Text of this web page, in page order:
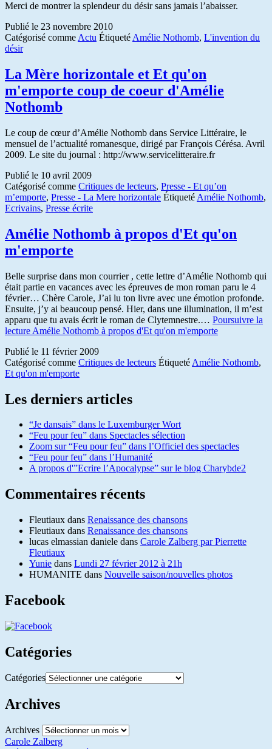
Merci de montrer la splendeur du désir sans jamais l’abaisser.
Publié le 23 novembre 2010
Catégorisé comme Actu Étiqueté Amélie Nothomb, L'invention du
désir
La Mère horizontale et Et qu'on
m'emporte coup de coeur d'Amélie
Nothomb
Le coup de cœur d’Amélie Nothomb dans Service Littéraire, le
mensuel de l’actualité romanesque, dirigé par François Cérésa. Avril
2009. Le site du journal : http://www.servicelitteraire.fr
Publié le 10 avril 2009
Catégorisé comme Critiques de lecteurs, Presse - Et qu’on
m’emporte, Presse - La Mere horizontale Étiqueté Amélie Nothomb,
Ecrivains, Presse écrite
Amélie Nothomb à propos d'Et qu'on
m'emporte
Belle surprise dans mon courrier , cette lettre d’Amélie Nothomb qui
était partie en vacances avec les épreuves de mon roman paru le 4
février… Chère Carole, J’ai lu ton livre avec une émotion profonde.
Ensuite, j’y ai beaucoup pensé. Hier, dans une illumination, il m’est
apparu que tu avais écrit le roman de Clytemnestre.… Poursuivre la
lecture Amélie Nothomb à propos d'Et qu'on m'emporte
Publié le 11 février 2009
Catégorisé comme Critiques de lecteurs Étiqueté Amélie Nothomb,
Et qu'on m'emporte
Les derniers articles
“Je dansais” dans le Luxemburger Wort
“Feu pour feu” dans Spectacles sélection
Zoom sur “Feu pour feu” dans l’Officiel des spectacles
“Feu pour feu” dans l’Humanité
A propos d'”Ecrire l’Apocalypse” sur le blog Charybde2
Commentaires récents
Fleutiaux dans Renaissance des chansons
Fleutiaux dans Renaissance des chansons
lucas elmassian daniele dans Carole Zalberg par Pierrette
Fleutiaux
Yunie dans Lundi 27 février 2012 à 21h
HUMANITE dans Nouvelle saison/nouvelles photos
Facebook
Catégories
Catégories
Archives
Archives
Carole Zalberg